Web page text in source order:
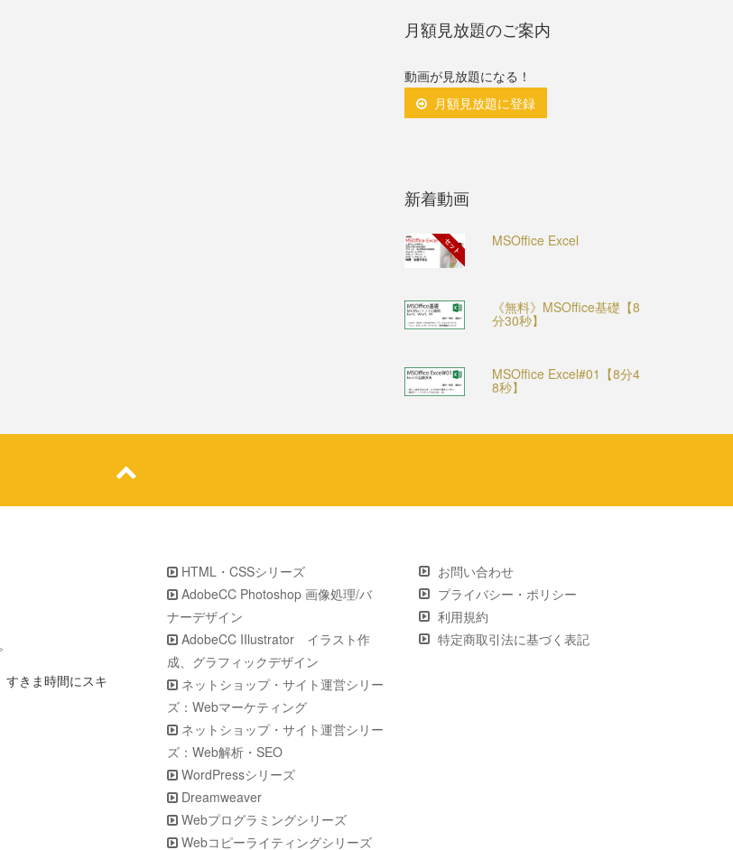
月額見放題のご案内
動画が見放題になる！
月額見放題に登録
新着動画
セット MSOffice Excel
《無料》MSOffice基礎【8
分30秒】
MSOffice Excel#01【8分4
8秒】
すきま時間にスキ
HTML・CSSシリーズ
AdobeCC Photoshop 画像処理/バ
ナーデザイン
AdobeCC IIlustrator イラスト作
成、グラフィックデザイン
ネットショップ・サイト運営シリー
ズ：Webマーケティング
ネットショップ・サイト運営シリー
ズ：Web解析・SEO
WordPressシリーズ
Dreamweaver
Webプログラミングシリーズ
Webコピーライティングシリーズ
お問い合わせ
プライバシー・ポリシー
利用規約
特定商取引法に基づく表記